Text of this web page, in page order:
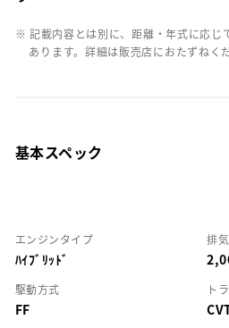
※ 記載内容とは別に、距離・年式に応じ
あります。詳細は販売店におたずねく
基本スペック
エンジンタイプ
ﾊｲﾌﾞﾘｯﾄﾞ
排
駆動方式
FF
ト